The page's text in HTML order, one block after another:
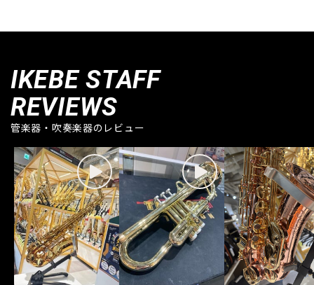
IKEBE STAFF
REVIEWS
管楽器・吹奏楽器のレビュー